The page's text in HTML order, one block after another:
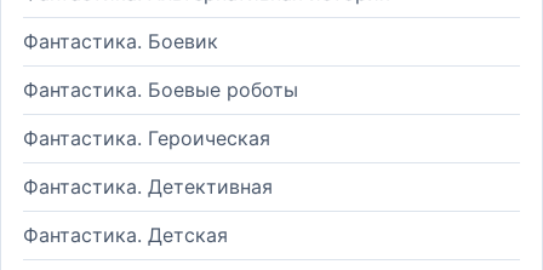
Фантастика. Боевик
Фантастика. Боевые роботы
Фантастика. Героическая
Фантастика. Детективная
Фантастика. Детская